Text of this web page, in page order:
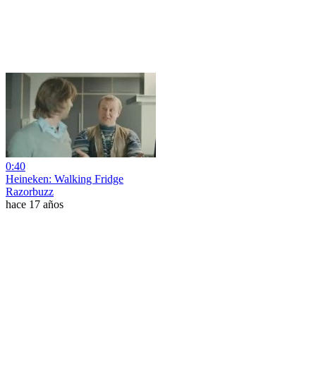
0:40
Heineken: Walking Fridge
Razorbuzz
hace 17 años